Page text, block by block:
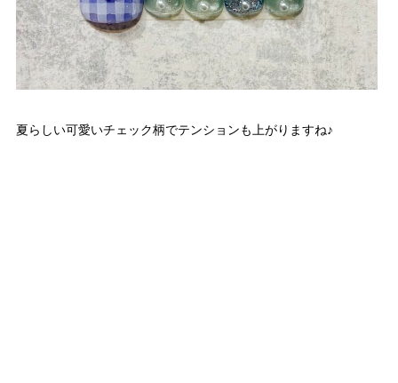
夏らしい可愛いチェック柄でテンションも上がりますね♪